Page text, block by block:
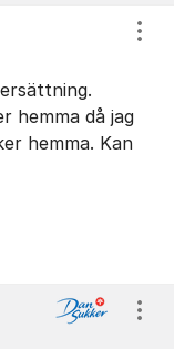
hemma då jag
hemma. Kan